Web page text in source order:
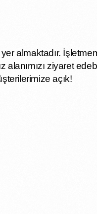
almaktadır.
alanımızı ziyaret
açık!